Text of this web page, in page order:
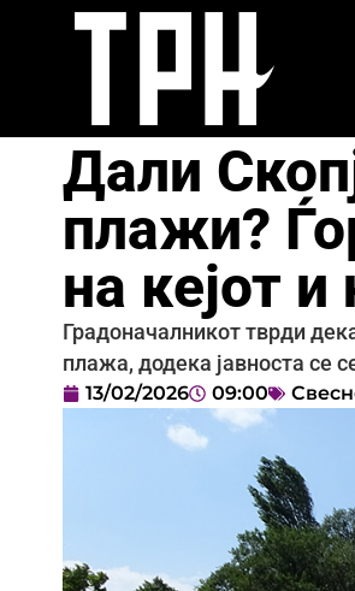
Дали
плажи?
на кејот
Градоначалникот тврди
плажа, додека јавноста се
13/02/2026 09:00